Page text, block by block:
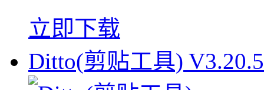
立即下载
Ditto(剪贴工具)